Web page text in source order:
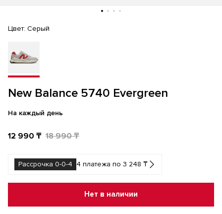
New Balance 5740 Evergreen
На каждый день
12 990 ₸ 18 990 ₸
Рассрочка 0-0-4 4 платежа по 3 248 ₸
Цвет: Серый
Нет в наличии